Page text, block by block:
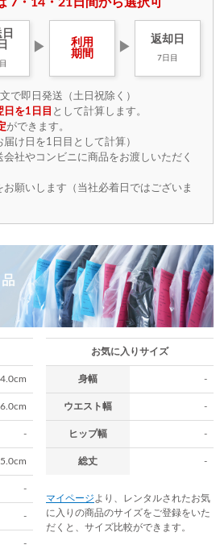
▶
利用
期間
▶
返却日
7日目
で即日発送（土日祝除く）
日を1日目 として計算します。
ができます。
け日を1日目として計算）
社やコンビニに商品をお渡しいただく
お願いします（当社必着日ではございま
-
-
-
-
お気に入りサイズ
身幅 -
ウエスト幅 -
ヒップ幅 -
総丈 -
マイページ より、レンタルされたお気
に入りの商品のサイズをご登録をいた
だくと、サイズ比較ができます。